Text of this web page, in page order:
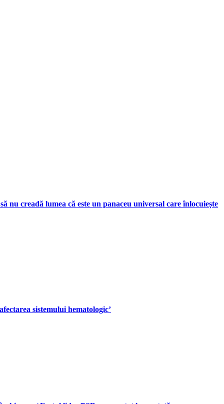
creadă lumea că este un panaceu universal care înlocuiește
sistemului hematologic’